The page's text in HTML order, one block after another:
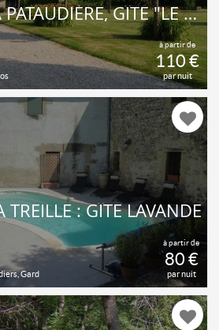
à partir de
110 €
par nuit
GÎTE "LE RELAIS"
à partir de
80 €
par nuit
TREILLE : GÎTE LAVANDE
Gard